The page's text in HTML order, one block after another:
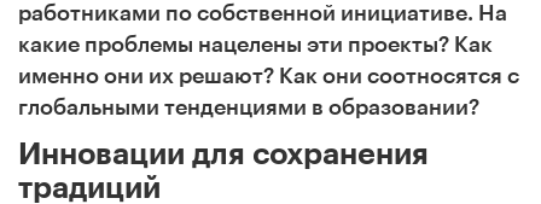
работниками по собственной инициативе. На
какие проблемы нацелены эти проекты? Как
именно они их решают? Как они соотносятся с
глобальными тенденциями в образовании?
Инновации для сохранения
традиций